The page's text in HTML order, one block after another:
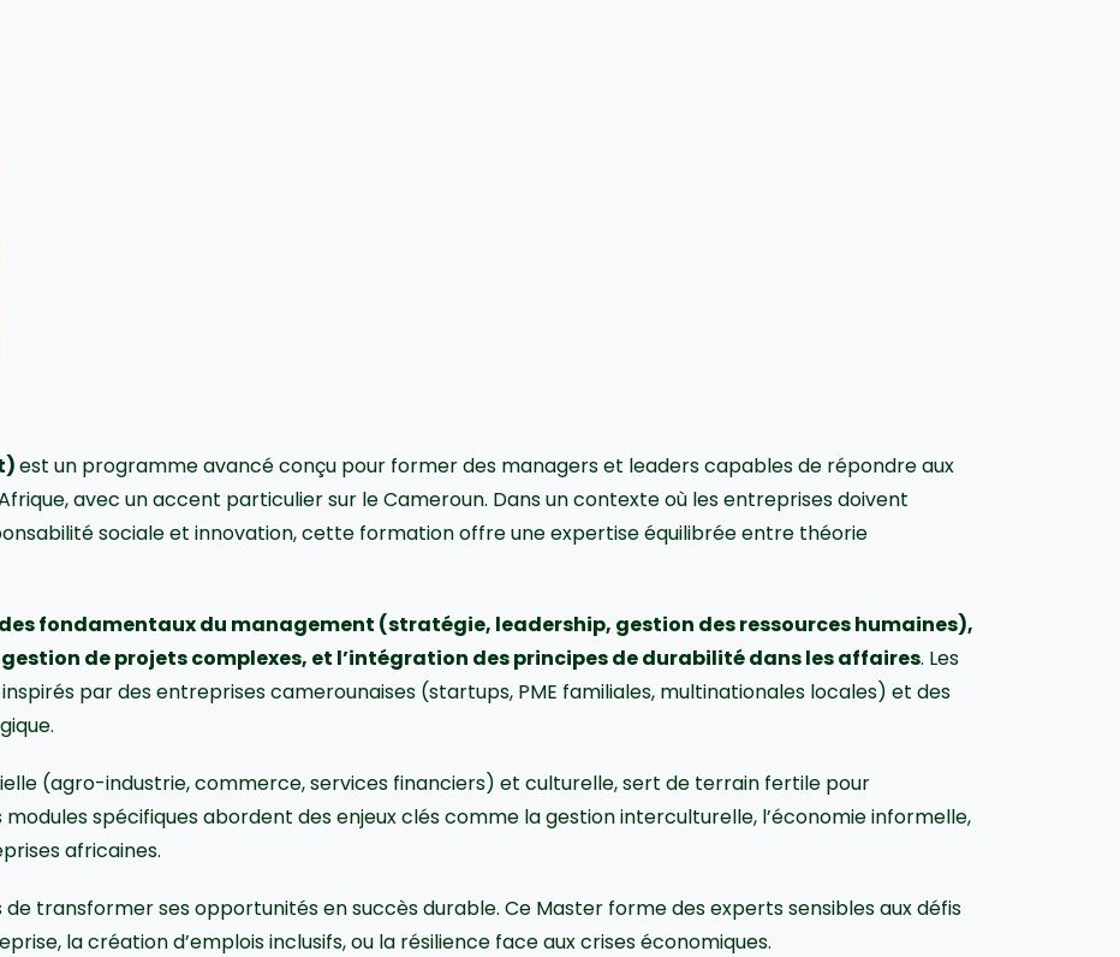
est un programme avancé conçu pour former des managers et leaders capables de répondre aux
avec un accent particulier sur le Cameroun. Dans un contexte où les entreprises doivent
sociale et innovation, cette formation offre une expertise équilibrée entre théorie
fondamentaux du management (stratégie, leadership, gestion des ressources humaines),
de projets complexes, et l’intégration des principes de durabilité dans les affaires. Les
par des entreprises camerounaises (startups, PME familiales, multinationales locales) et des
(agro-industrie, commerce, services financiers) et culturelle, sert de terrain fertile pour
spécifiques abordent des enjeux clés comme la gestion interculturelle, l’économie informelle,
africaines.
de transformer ses opportunités en succès durable. Ce Master forme des experts sensibles aux défis
la création d’emplois inclusifs, ou la résilience face aux crises économiques.